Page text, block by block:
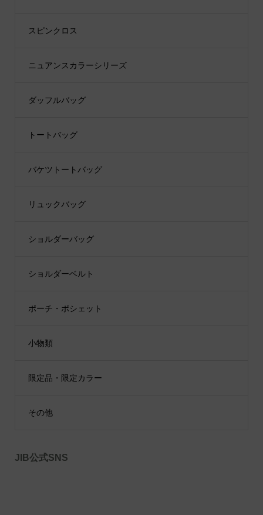
スピンクロス
ニュアンスカラーシリーズ
ダッフルバッグ
トートバッグ
バケツトートバッグ
リュックバッグ
ショルダーバッグ
ショルダーベルト
ポーチ・ポシェット
小物類
限定品・限定カラー
その他
JIB公式SNS